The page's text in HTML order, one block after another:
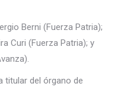
Berni (Fuerza Patria);
Curi (Fuerza Patria); y
titular del órgano de